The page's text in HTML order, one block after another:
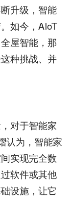
升级，智能
如今，AIoT
屋智能，那
种挑战、并
对于智能家
认为，智能家
实现完全数
软件或其他
设施，让它